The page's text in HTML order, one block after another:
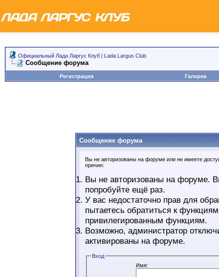
Официальный Лада Ларгус Клуб | Lada Largus Club
Сообщение форума
Регистрация Галерея
Сообщение форума
Вы не авторизованы на форуме или не имеете
причин:
Вы не авторизованы на форуме.
попробуйте ещё раз.
У вас недостаточно прав для
пытаетесь обратиться к
привилегированным функциям.
Возможно, администратор
активированы на форуме.
Вход
Имя: